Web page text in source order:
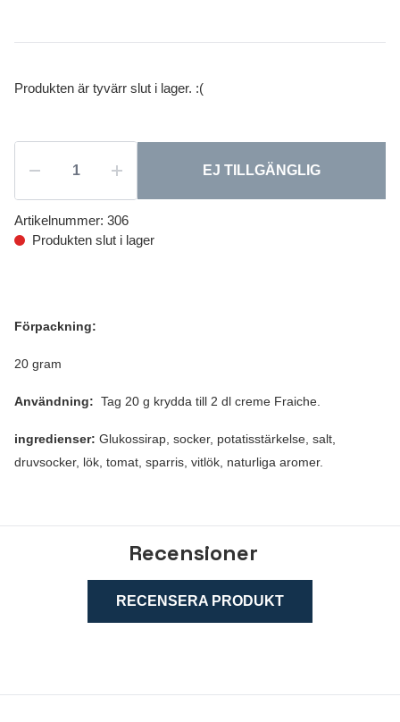
Produkten är tyvärr slut i lager. :(
EJ TILLGÄNGLIG
Artikelnummer: 306
Produkten slut i lager
Förpackning:
20 gram
Användning: Tag 20 g krydda till 2 dl creme Fraiche.
ingredienser: Glukossirap, socker, potatisstärkelse, salt,
druvsocker, lök, tomat, sparris, vitlök, naturliga aromer.
Recensioner
RECENSERA PRODUKT